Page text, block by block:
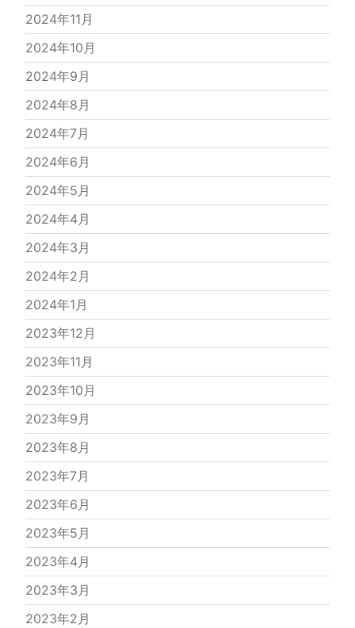
2024年11月
2024年10月
2024年9月
2024年8月
2024年7月
2024年6月
2024年5月
2024年4月
2024年3月
2024年2月
2024年1月
2023年12月
2023年11月
2023年10月
2023年9月
2023年8月
2023年7月
2023年6月
2023年5月
2023年4月
2023年3月
2023年2月